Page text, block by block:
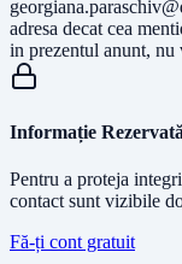
adresa decat cea
in prezentul anunt,
Informație Rezervată
Pentru a proteja
contact sunt vizibile
Fă-ți cont gratuit